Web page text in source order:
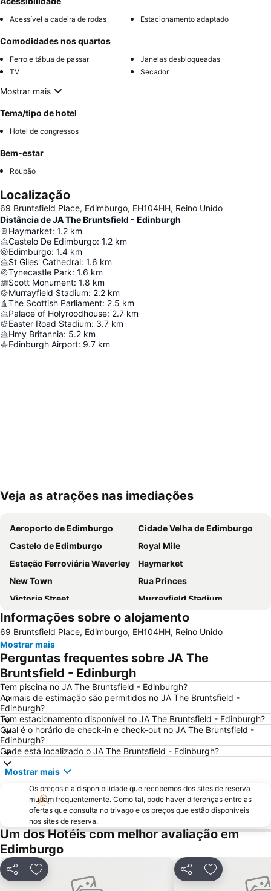
Acessível a cadeira de rodas Estacionamento adaptado
Comodidades nos quartos
Ferro e tábua de passar
Janelas desbloqueadas
TV
Secador
Mostrar mais
Tema/tipo de hotel
Hotel de congressos
Bem-estar
Roupão
Localização
69 Bruntsfield Place, Edimburgo, EH104HH, Reino Unido
Distância de JA The Bruntsfield - Edinburgh
Haymarket: 1.2 km
Castelo De Edimburgo: 1.2 km
Edimburgo: 1.4 km
St Giles' Cathedral: 1.6 km
Tynecastle Park: 1.6 km
Scott Monument: 1.8 km
Murrayfield Stadium: 2.2 km
The Scottish Parliament: 2.5 km
Palace of Holyroodhouse: 2.7 km
Easter Road Stadium: 3.7 km
Hmy Britannia: 5.2 km
Edinburgh Airport: 9.7 km
Ampliar mapa
Veja as atrações nas imediações
Aeroporto de Edimburgo
Cidade Velha de Edimburgo
Castelo de Edimburgo
Royal Mile
Estação Ferroviária Waverley
Haymarket
New Town
Rua Princes
Victoria Street
Murrayfield Stadium
Grassmarket
Museu Nacional da Escócia
Galeria Nacional da Escócia
Leith
City Art Centre
The Royal Mile Gallery
St James Quarter
The Witchery by the Castle
Edinburgh Park
Marchmont
Scott Monument
Stockbridge
Greyfriars Kirk
Cowgate
Holyrood Park
Edinburgh Zoo
Portobello
Edinburgh Marathon Festival
Morningside
University of Edinburgh
Rose Street
Edinburgh Dungeon
Dean Village
Royal Terrace Gardens
Royal Botanic Garden Edinburgh
Davidson's Mains
Ocean Terminal
Currie
Informações sobre o alojamento
69 Bruntsfield Place, Edimburgo, EH104HH, Reino Unido
Mostrar mais
Perguntas frequentes sobre JA The
Bruntsfield - Edinburgh
Tem piscina no JA The Bruntsfield - Edinburgh?
Animais de estimação são permitidos no JA The Bruntsfield -
Edinburgh?
Tem estacionamento disponível no JA The Bruntsfield - Edinburgh?
Qual é o horário de check-in e check-out no JA The Bruntsfield -
Edinburgh?
Onde está localizado o JA The Bruntsfield - Edinburgh?
Mostrar mais
Os preços e a disponibilidade que recebemos dos sites de reserva
mudam frequentemente. Como tal, pode haver diferenças entre as
ofertas que consulta no trivago e os preços que estão disponíveis
nos sites de reserva.
Um dos Hotéis com melhor avaliação em
Edimburgo
PartilharAdicionar aos favoritos PartilharAdicionar